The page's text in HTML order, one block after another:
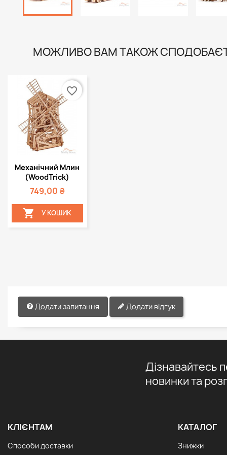
МОЖЛИВО ВАМ ТАКОЖ
Швидкий
перегляд
Механічний Млин
(WoodTrick)
749,00 ₴
 У КОШИК
favorite_border
Додати запитання Додати відгук
Дізнавайтесь
новинки та
КЛІЄНТАМ
Способи доставки
КАТАЛОГ
Знижки